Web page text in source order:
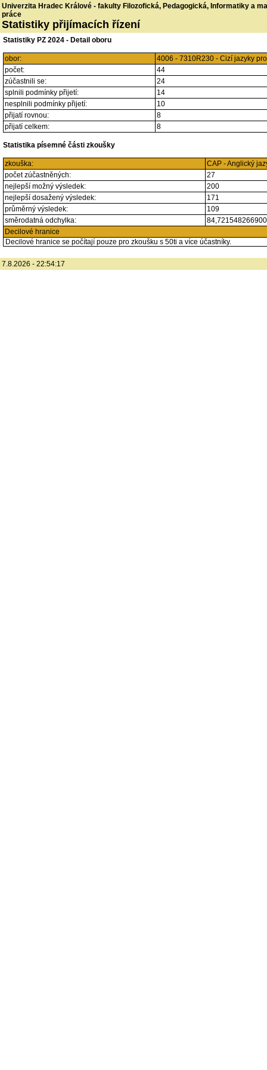
Univerzita Hradec Králové - fakulty Filozofická, Pedagogická, Informatiky a
práce
Statistiky přijímacích řízení
Statistiky PZ 2024 - Detail oboru
obor:
4006 - 7310R230 - Cizí jazyky
počet:
44
zúčastnili se:
24
splnili podmínky přijetí:
14
nesplnili podmínky přijetí:
10
přijatí rovnou:
8
přijatí celkem:
8
Statistika písemné části zkoušky
zkouška:
CAP - Anglický
počet zúčastněných:
27
nejlepší možný výsledek:
200
nejlepší dosažený výsledek:
171
průměrný výsledek:
109
směrodatná odchylka:
Decilové hranice
Decilové hranice se počítají pouze pro zkoušku s 50ti a více účastníky.
7.8.2026 - 22:54:17